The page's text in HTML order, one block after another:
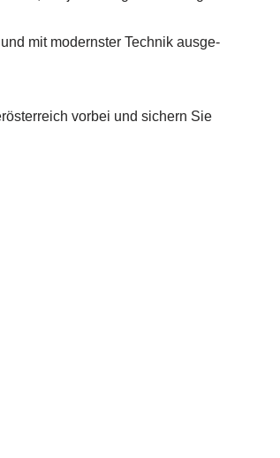
mit moderns­ter Tech­nik aus­ge­
vor­bei und sichern Sie